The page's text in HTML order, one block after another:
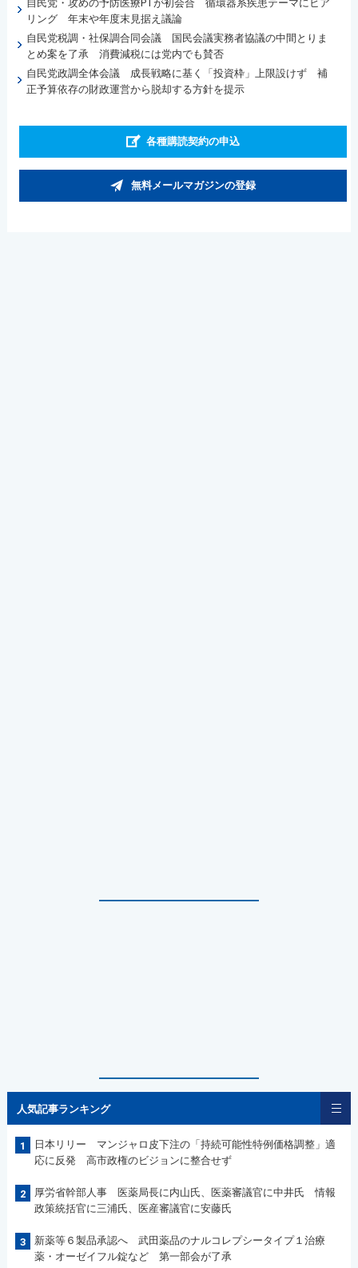
自民党・攻めの予防医療PTが初会合 循環器系疾患テーマにヒア
リング 年末や年度末見据え議論
自民党税調・社保調合同会議 国民会議実務者協議の中間とりま
とめ案を了承 消費減税には党内でも賛否
自民党政調全体会議 成長戦略に基く「投資枠」上限設けず 補
正予算依存の財政運営から脱却する方針を提示
各種購読契約の申込
無料メールマガジンの登録
人気記事ランキング
1
日本リリー マンジャロ皮下注の「持続可能性特例価格調整」適
応に反発 高市政権のビジョンに整合せず
2
厚労省幹部人事 医薬局長に内山氏、医薬審議官に中井氏 情報
政策統括官に三浦氏、医産審議官に安藤氏
3
新薬等６製品承認へ 武田薬品のナルコレプシータイプ１治療
薬・オーゼイフル錠など 第一部会が了承